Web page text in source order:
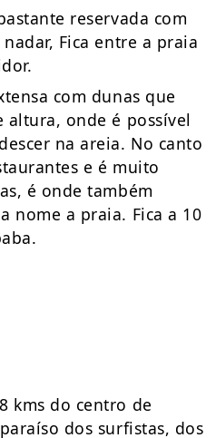
reservada com
Fica entre a praia
com dunas que
altura, onde é possível
na areia. No canto
e é muito
é onde também
nome a praia. Fica a 10
kms do centro de
dos surfistas, dos